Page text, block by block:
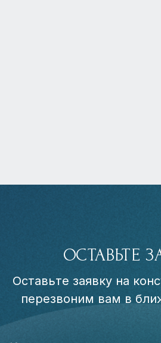
ОСТАВЬТЕ
Оставьте заявку на
перезвоним вам в